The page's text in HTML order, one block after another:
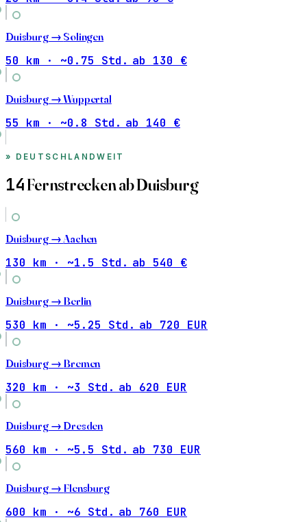
Duisburg → Solingen
50 km · ~0.75 Std. ab 130 €
Duisburg →Wuppertal
55 km · ~0.8 Std. ab 140 €
DEUTSCHLANDWEIT
14Fernstrecken ab Duisburg
Duisburg → Aachen
130 km · ~1.5 Std. ab 540 €
Duisburg → Berlin
530 km · ~5.25 Std. ab 720 EUR
Duisburg → Bremen
320 km · ~3 Std. ab 620 EUR
Duisburg → Dresden
560 km · ~5.5 Std. ab 730 EUR
Duisburg → Flensburg
600 km · ~6 Std. ab 760 EUR